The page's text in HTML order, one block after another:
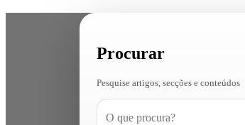
Procurar
Pesquise artigos, secções e conteúdos